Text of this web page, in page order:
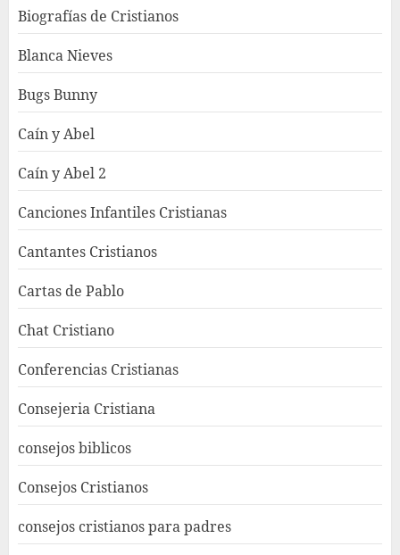
Biografías de Cristianos
Blanca Nieves
Bugs Bunny
Caín y Abel
Caín y Abel 2
Canciones Infantiles Cristianas
Cantantes Cristianos
Cartas de Pablo
Chat Cristiano
Conferencias Cristianas
Consejeria Cristiana
consejos biblicos
Consejos Cristianos
consejos cristianos para padres